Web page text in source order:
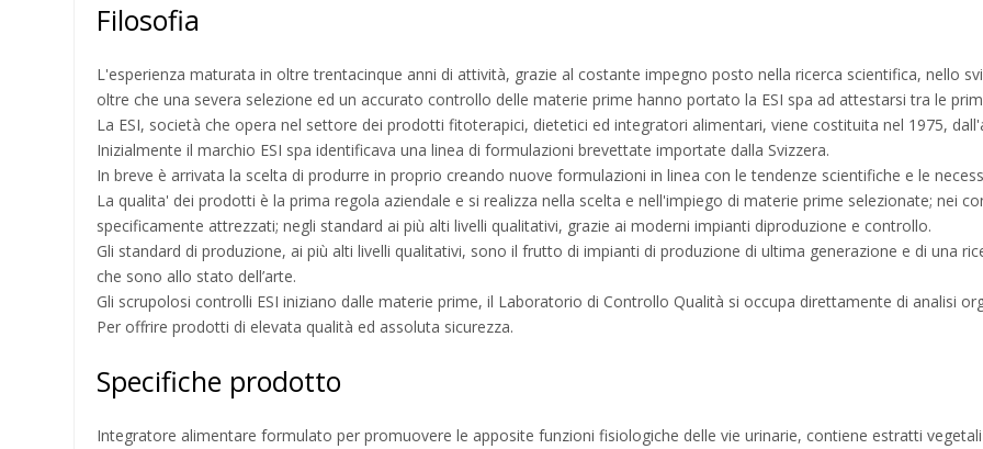
Filosofia
L'esperienza maturata in oltre trentacinque anni di attività, grazie al costante impegno posto nella ricerca scientifica, nello
oltre che una severa selezione ed un accurato controllo delle materie prime hanno portato la ESI spa ad attestarsi tra le
La ESI, società che opera nel settore dei prodotti fitoterapici, dietetici ed integratori alimentari, viene costituita nel 1975,
Inizialmente il marchio ESI spa identificava una linea di formulazioni brevettate importate dalla Svizzera.
In breve è arrivata la scelta di produrre in proprio creando nuove formulazioni in linea con le tendenze scientifiche e le
La qualita' dei prodotti è la prima regola aziendale e si realizza nella scelta e nell'impiego di materie prime selezionate; nei
specificamente attrezzati; negli standard ai più alti livelli qualitativi, grazie ai moderni impianti diproduzione e controllo.
Gli standard di produzione, ai più alti livelli qualitativi, sono il frutto di impianti di produzione di ultima generazione e di una
che sono allo stato dell’arte.
Gli scrupolosi controlli ESI iniziano dalle materie prime, il Laboratorio di Controllo Qualità si occupa direttamente di analisi
Per offrire prodotti di elevata qualità ed assoluta sicurezza.
Specifiche prodotto
Integratore alimentare formulato per promuovere le apposite funzioni fisiologiche delle vie urinarie, contiene estratti